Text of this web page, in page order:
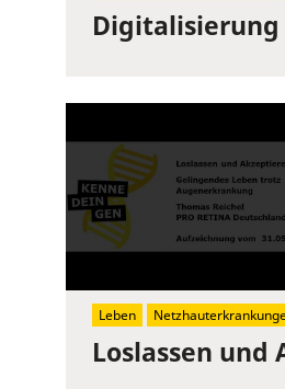
Digitalisierung
Loslassen
Leben